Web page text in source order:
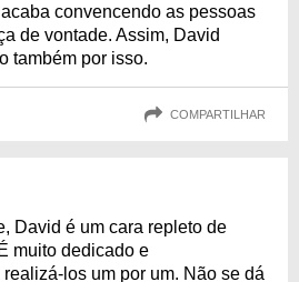
convencendo as pessoas
de vontade. Assim, David
também por isso.
COMPARTILHAR
David é um cara repleto de
muito dedicado e
los um por um. Não se dá